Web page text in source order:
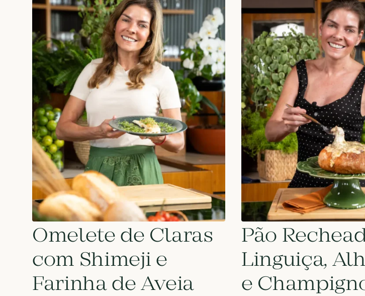
Omelete de Claras
com Shimeji e
Farinha de Aveia
Pão
Linguiça,
e